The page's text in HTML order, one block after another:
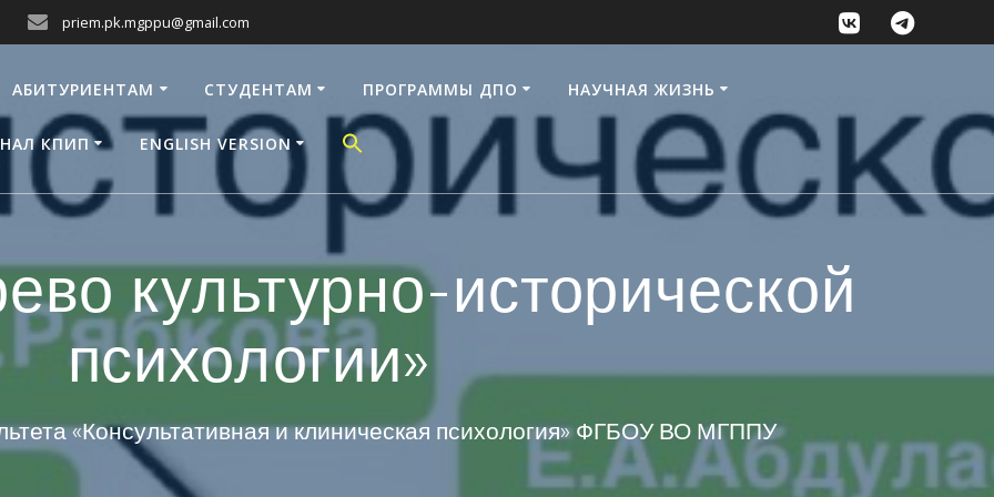
priem.pk.mgppu@gmail.com
АБИТУРИЕНТАМ СТУДЕНТАМ ПРОГРАММЫ ДПО НАУЧНАЯ ЖИЗНЬ
КПИП ENGLISH VERSION
культурно-исторической
психологии»
«Консультативная и клиническая психология» ФГБОУ ВО МГППУ